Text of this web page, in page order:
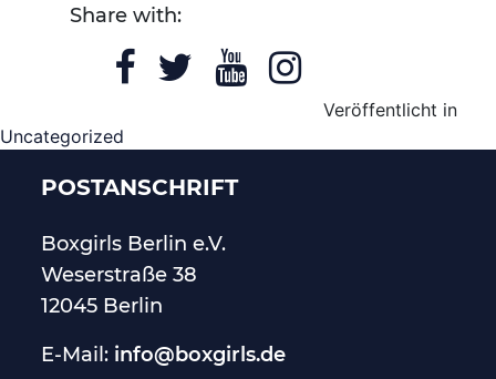
Share with:
Veröffentlicht in
Uncategorized
POSTANSCHRIFT
Boxgirls Berline.V.
Weserstraße 38
12045 Berlin
E-Mail: info@boxgirls.de